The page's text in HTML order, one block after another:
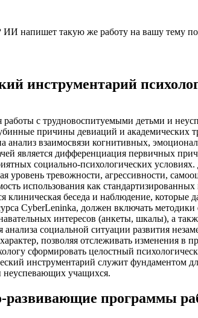
ИИ напишет такую же работу на вашу тему
инструментарий
работы с трудновоспитуемыми детьми и
причины девиаций и академических
анализ взаимосвязи когнитивных,
является дифференциация первичных
социально-психологических
уровень тревожности, агрессивности,
использования как
клиническая беседа и наблюдение,
CyberLeninka, должен включать
интересов (анкеты, шкалы), а
социальной ситуации развития
позволяя отслеживать изменения в
сформировать целостный
инструментарий служит фундаментом
неуспевающих учащихся.
развивающие программы